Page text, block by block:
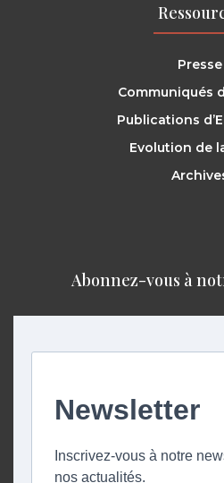
Presse
Communiqués
Publications
Evolution de
Abonnez-vous à